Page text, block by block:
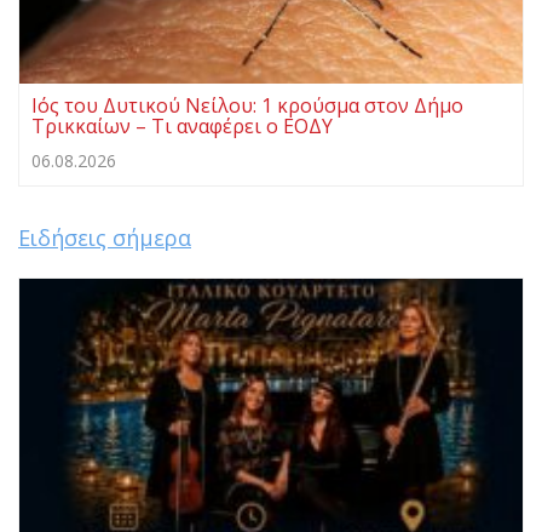
Ιός του Δυτικού Νείλου: 1 κρούσμα στον Δήμο
Τρικκαίων – Τι αναφέρει ο ΕΟΔΥ
06.08.2026
Ειδήσεις σήμερα